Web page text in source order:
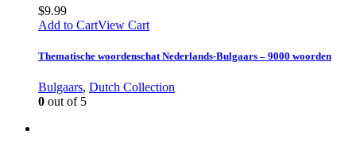
$9.99
Add to CartView Cart
Thematische woordenschat Nederlands-Bulgaars – 9000 woorden
Bulgaars, Dutch Collection
0 out of 5